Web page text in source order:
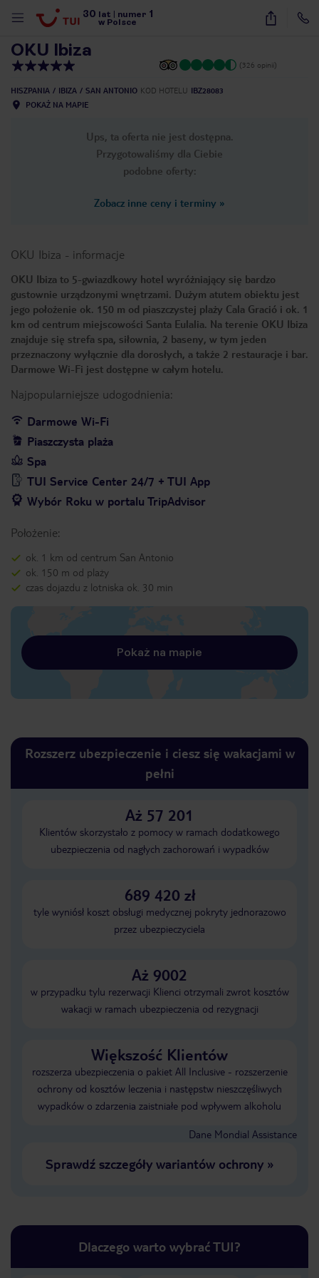
30 lat numer 1
w Polsce
16
OKU Ibiza
(326 opinii)
HISZPANIA IBIZA SAN ANTONIO KOD HOTELU IBZ28083
POKAŻ NA MAPIE
Ups, ta oferta nie jest dostępna.
Przygotowaliśmy dla Ciebie
podobne oferty:
Zobacz inne ceny i terminy »
OKU Ibiza - informacje
OKU Ibiza to 5-gwiazdkowy hotel wyróżniający się bardzo
gustownie urządzonymi wnętrzami. Dużym atutem obiektu jest
jego położenie ok. 150 m od piaszczystej plaży Cala Gració i ok. 1
km od centrum miejscowości Santa Eulalia. Na terenie OKU Ibiza
znajduje się strefa spa, siłownia, 2 baseny, w tym jeden
przeznaczony wyłącznie dla dorosłych, a także 2 restauracje i bar.
Darmowe Wi-Fi jest dostępne w całym hotelu.
Najpopularniejsze udogodnienia:
Darmowe Wi-Fi
Piaszczysta plaża
Spa
TUI Service Center 24/7 + TUI App
Wybór Roku w portalu TripAdvisor
Położenie:
ok. 1 km od centrum San Antonio
ok. 150 m od plaży
czas dojazdu z lotniska ok. 30 min
Pokaż na mapie
Rozszerz ubezpieczenie i ciesz się wakacjami w
pełni
Aż 57 201
Klientów skorzystało z pomocy w ramach dodatkowego
ubezpieczenia od nagłych zachorowań i wypadków
689 420 zł
tyle wyniósł koszt obsługi medycznej pokryty jednorazowo
przez ubezpieczyciela
Aż 9002
w przypadku tylu rezerwacji Klienci otrzymali zwrot kosztów
wakacji w ramach ubezpieczenia od rezygnacji
Większość Klientów
rozszerza ubezpieczenia o pakiet All Inclusive - rozszerzenie
ochrony od kosztów leczenia i następstw nieszczęśliwych
wypadków o zdarzenia zaistniałe pod wpływem alkoholu
Dane Mondial Assistance
Sprawdź szczegóły wariantów ochrony»
Dlaczego warto wybrać TUI?